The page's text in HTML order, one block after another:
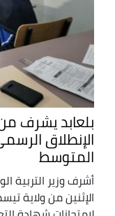
بلعابد يشرف
الإنطلاق
المتوسط
أشرف وزير التربية
الإثنين من ولاية